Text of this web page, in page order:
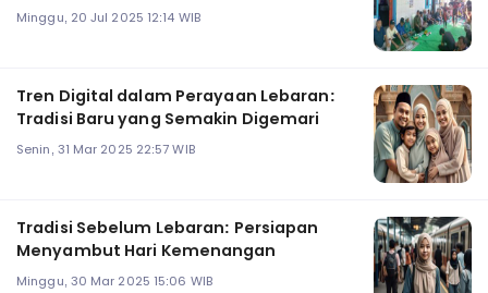
Minggu, 20 Jul 2025 12:14 WIB
Tren Digital dalam Perayaan Lebaran:
Tradisi Baru yang Semakin Digemari
Senin, 31 Mar 2025 22:57 WIB
Tradisi Sebelum Lebaran: Persiapan
Menyambut Hari Kemenangan
Minggu, 30 Mar 2025 15:06 WIB